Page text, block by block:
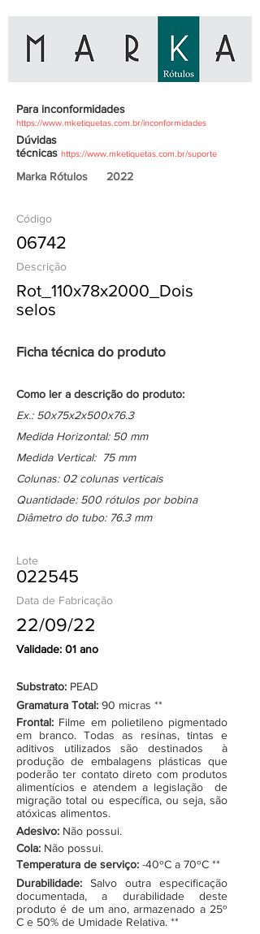
Para inconformidades
https://www.mketiquetas.com.br/inconformidades
Dúvidas
técnicas https://www.mketiquetas.com.br/suporte
Marka Rótulos 2022
Código
06742
Descrição
Rot_110x78x2000_Dois
selos
Ficha técnica do produto
Como ler a descrição do produto:
Ex.: 50x75x2x500x76.3
Medida Horizontal: 50 mm
Medida Vertical: 75 mm
Colunas: 02 colunas verticais
Quantidade: 500 rótulos por bobina
Diâmetro do tubo: 76.3 mm
Lote
022545
Data de Fabricação
22/09/22
Validade: 01 ano
Substrato: PEAD
Gramatura Total: 90 micras **
Frontal: Filme em polietileno pigmentado
em branco. Todas as resinas, tintas e
aditivos utilizados são destinados à
produção de embalagens plásticas que
poderão ter contato direto com produtos
alimentícios e atendem a legislação de
migração total ou específica, ou seja, são
atóxicas alimentos.
Adesivo: Não possui.
Cola: Não possui.
Temperatura de serviço: -40ºC a 70ºC **
Durabilidade: Salvo outra especificação
documentada, a durabilidade deste
produto é de um ano, armazenado a 25º
C e 50% de Umidade Relativa. **